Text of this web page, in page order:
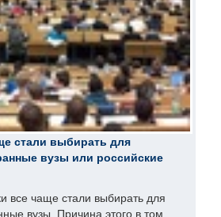
стали выбирать для
вузы или российские
все чаще стали выбирать для
вузы. Причина этого в том